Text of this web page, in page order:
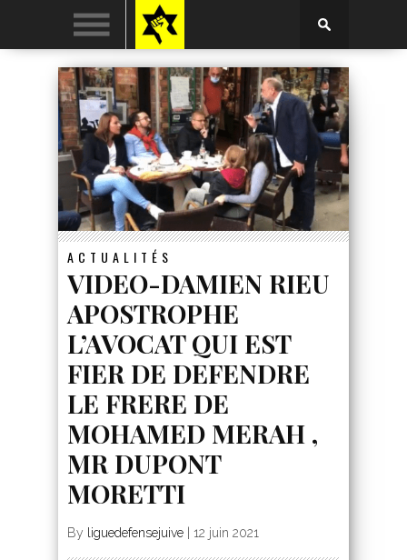
ACTUALITÉS
VIDEO-DAMIEN RIEU
APOSTROPHE
L’AVOCAT QUI EST
FIER DE DEFENDRE
LE FRERE DE
MOHAMED MERAH ,
MR DUPONT
MORETTI
By liguedefensejuive 12 juin 2021